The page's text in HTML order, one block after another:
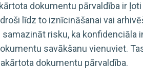
dokumentu pārvaldība ir
līdz to iznīcināšanai vai
risku, ka
savākšanu vienuviet.
dokumentu pārvaldība.